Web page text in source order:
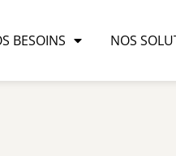
BESOINS NOS